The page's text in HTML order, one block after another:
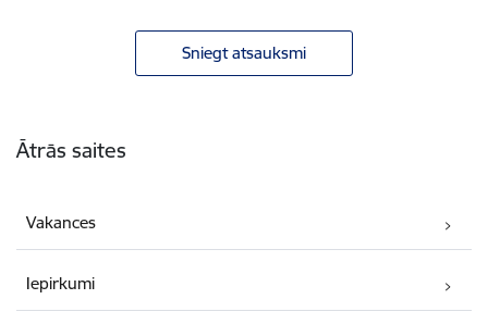
Sniegt atsauksmi
Ātrās saites
Vakances
Iepirkumi